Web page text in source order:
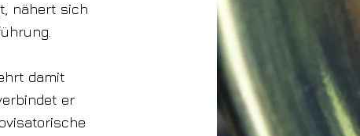
nähert sich
damit
er